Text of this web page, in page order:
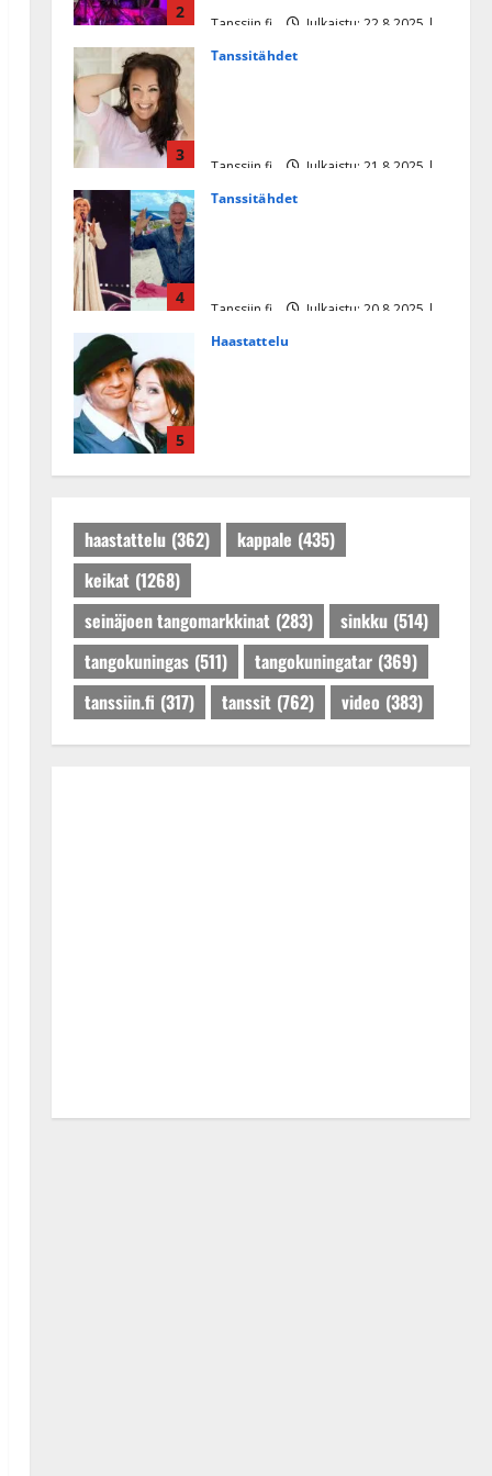
2
Tanssiin.fi
Julkaistu: 22.8.2025 |
3
Tanssitähdet
Tanssiin.fi
Julkaistu: 21.8.2025 |
4
Tanssitähdet
Tanssiin.fi
Julkaistu: 20.8.2025 |
5
Haastattelu
Tanssiin.fi
Julkaistu: 27.4.2025 |
haastattelu (362) kappale (435)
keikat (1268)
seinäjoen tangomarkkinat (283) sinkku (514)
tangokuningas (511) tangokuningatar (369)
tanssiin.fi (317) tanssit (762) video (383)